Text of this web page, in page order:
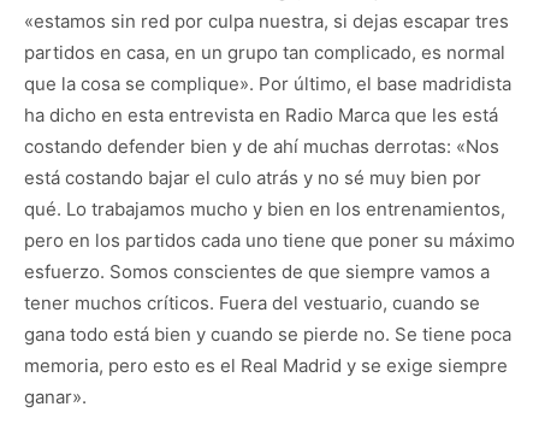
«estamos sin red por culpa nuestra, si dejas escapar tres
partidos en casa, en un grupo tan complicado, es normal
que la cosa se complique». Por último, el base madridista
ha dicho en esta entrevista en Radio Marca que les está
costando defender bien y de ahí muchas derrotas: «Nos
está costando bajar el culo atrás y no sé muy bien por
qué. Lo trabajamos mucho y bien en los entrenamientos,
pero en los partidos cada uno tiene que poner su máximo
esfuerzo. Somos conscientes de que siempre vamos a
tener muchos críticos. Fuera del vestuario, cuando se
gana todo está bien y cuando se pierde no. Se tiene poca
memoria, pero esto es el Real Madrid y se exige siempre
ganar».